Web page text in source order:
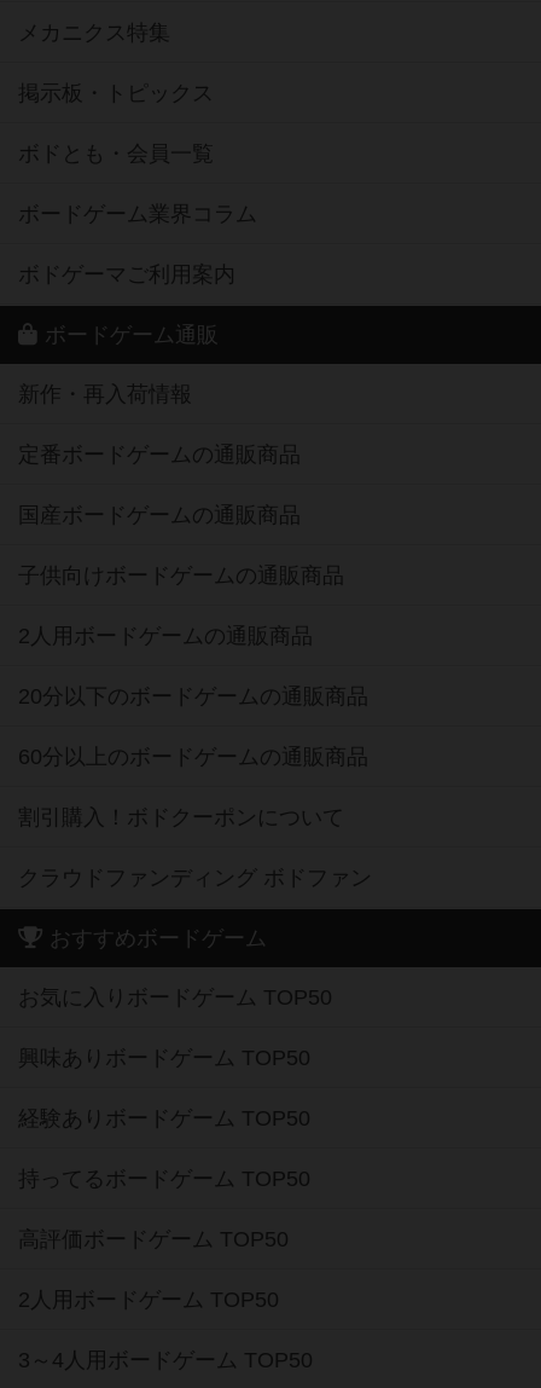
メカニクス特集
掲示板・トピックス
ボドとも・会員一覧
ボードゲーム業界コラム
ボドゲーマご利用案内
ボードゲーム通販
新作・再入荷情報
定番ボードゲームの通販商品
国産ボードゲームの通販商品
子供向けボードゲームの通販商品
2人用ボードゲームの通販商品
20分以下のボードゲームの通販商品
60分以上のボードゲームの通販商品
割引購入！ボドクーポンについて
クラウドファンディング ボドファン
おすすめボードゲーム
お気に入りボードゲーム TOP50
興味ありボードゲーム TOP50
経験ありボードゲーム TOP50
持ってるボードゲーム TOP50
高評価ボードゲーム TOP50
2人用ボードゲーム TOP50
3～4人用ボードゲーム TOP50